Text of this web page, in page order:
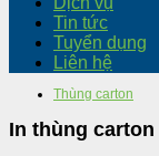
Tin tức
Tuyển dụng
Liên hệ
Thùng carton
In thùng